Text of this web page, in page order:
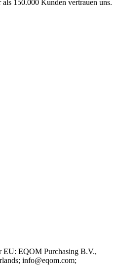
als 150.000 Kunden vertrauen uns.
EU: EQOM Purchasing B.V.,
info@eqom.com;